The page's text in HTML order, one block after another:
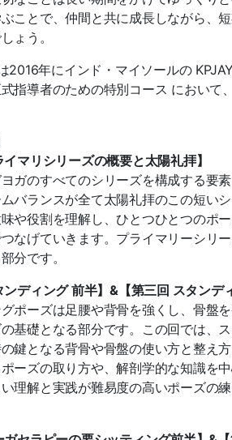
ことで、仲間と共に成長しながら、
しょう。
2016年にインド・マイソールの
指導者のための特別コース において
イマリシリーズの概要と太陽礼拝】
ガのすべてのシリーズを構成する要
バランスが全て太陽礼拝のこの短い
や役割を理解し、ひとつひとつのポ
なげていきます。 プライマリーシリ
分です。
ンディング 前半】&【第三回 スタンデ
ポーズは足腰や背骨を強くし、骨盤
基礎となる部分です。
この回では、
鍵となる背骨や骨盤の使い方と整え
ーズの取り方や、解剖学的な知識を
理解と実践が難易度の高いポーズの